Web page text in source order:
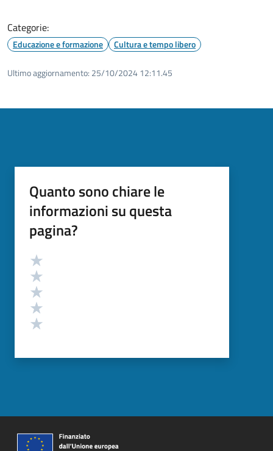
Categorie:
Educazione e formazione Cultura e tempo libero
Ultimo aggiornamento: 25/10/2024 12:11.45
Quanto sono chiare le
informazioni su questa
pagina?
Valutazione